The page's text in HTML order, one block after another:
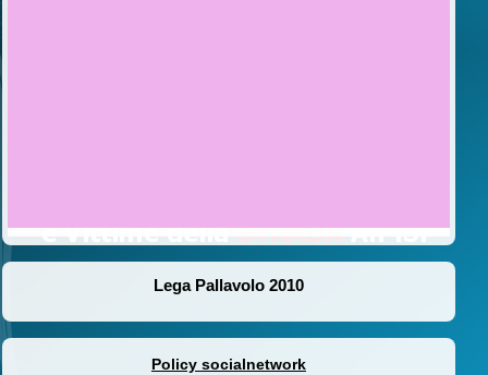
Lega Pallavolo 2010
Policy socialnetwork